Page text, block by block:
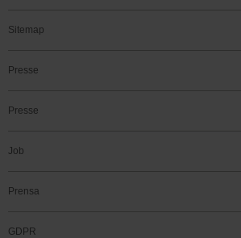
Sitemap
Presse
Presse
Job
Prensa
GDPR